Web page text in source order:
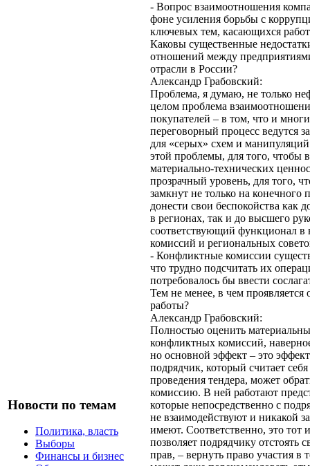
Новости по темам
Политика, власть
Выборы
Финансы и бизнес
- Вопрос взаимоотношения
фоне усиления борьбы с
ключевых тем, касающихся
Каковы существенные
отношений между
отрасли в России?
Александр Грабовский:
Проблема, я думаю, не только
целом проблема
покупателей – в том, что и
переговорный процесс ведутся
для «серых» схем и
этой проблемы, для того, чтобы
материально-технических
прозрачный уровень, для того,
замкнут не только на конечного
донести свои беспокойства как
в регионах, так и до высшего
соответствующий функционал в
комиссий и региональных
- Конфликтные комиссии
что трудно подсчитать их
потребовалось бы ввести
Тем не менее, в чем
работы?
Александр Грабовский:
Полностью оценить
конфликтных комиссий,
но основной эффект – это
подрядчик, который считает
проведения тендера, может
комиссию. В ней работают
которые непосредственно с
не взаимодействуют и никакой
имеют. Соответственно, это тот
позволяет подрядчику отстоять
прав, – вернуть право участия в